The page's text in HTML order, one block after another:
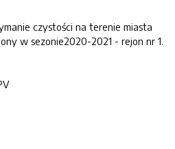
czystości na terenie miasta
w sezonie2020-2021 - rejon nr 1.